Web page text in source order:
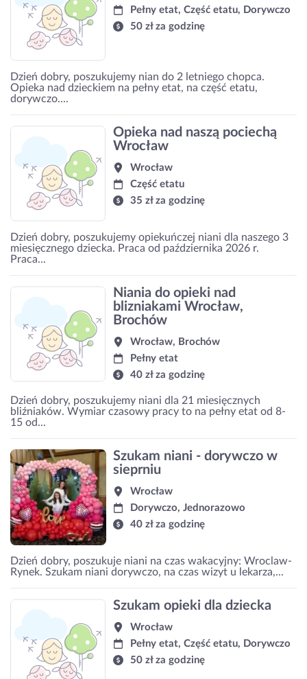
Pełny etat, Część etatu, Dorywczo
50 zł za godzinę
Dzień dobry, poszukujemy nian do 2 letniego chopca.
Opieka nad dzieckiem na pełny etat, na część etatu,
dorywczo....
Opieka nad naszą pociechą
Wrocław
Wrocław
Część etatu
35 zł za godzinę
Dzień dobry, poszukujemy opiekuńczej niani dla naszego 3
miesięcznego dziecka. Praca od października 2026 r.
Praca...
Niania do opieki nad
blizniakami Wrocław,
Brochów
Wrocław, Brochów
Pełny etat
40 zł za godzinę
Dzień dobry, poszukujemy niani dla 21 miesięcznych
bliźniaków. Wymiar czasowy pracy to na pełny etat od 8-
15 od...
Szukam niani - dorywczo w
sieprniu
Wrocław
Dorywczo, Jednorazowo
40 zł za godzinę
Dzień dobry, poszukuje niani na czas wakacyjny: Wroclaw-
Rynek. Szukam niani dorywczo, na czas wizyt u lekarza,...
Szukam opieki dla dziecka
Wrocław
Pełny etat, Część etatu, Dorywczo
50 zł za godzinę